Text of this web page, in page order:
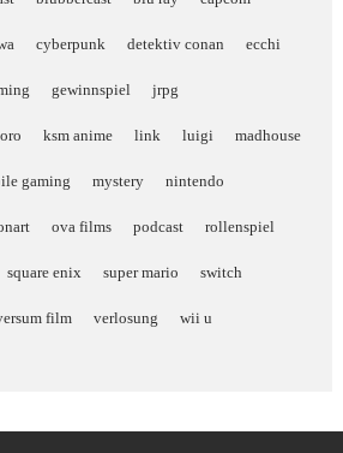
cyberpunk detektiv conan ecchi
gewinnspiel jrpg
ksm anime link luigi madhouse
gaming mystery nintendo
ova films podcast rollenspiel
square enix super mario switch
film verlosung wii u